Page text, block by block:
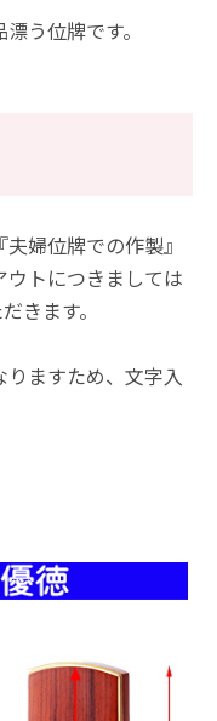
う位牌です。
婦位牌での作製』
ウトにつきましては
きます。
ますため、文字入